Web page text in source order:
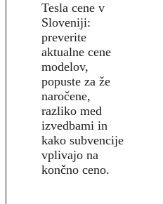
Tesla cene v
Sloveniji:
preverite
aktualne cene
modelov,
popuste za že
naročene,
razliko med
izvedbami in
kako subvencije
vplivajo na
končno ceno.